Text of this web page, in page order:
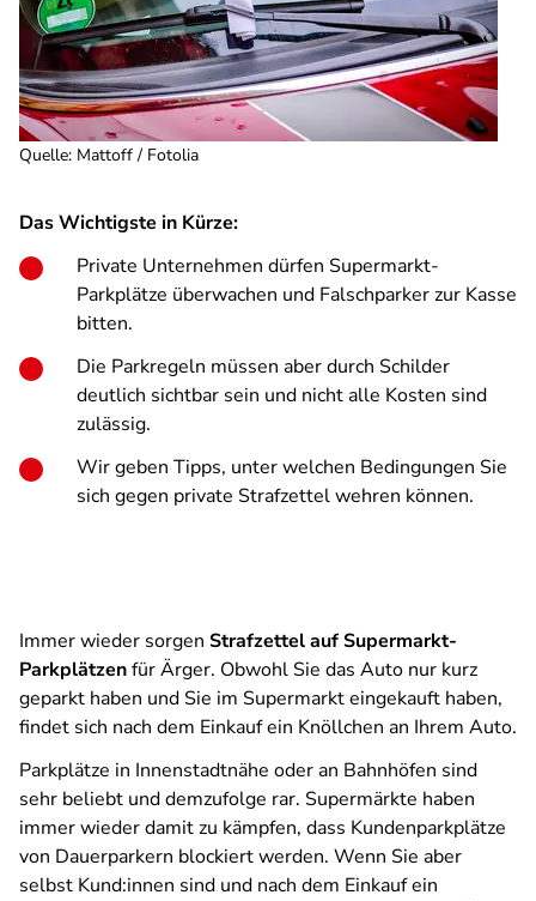
Quelle: Mattoff / Fotolia
Das Wichtigste in Kürze:
Private Unternehmen dürfen Supermarkt-
Parkplätze überwachen und Falschparker zur Kasse
bitten.
Die Parkregeln müssen aber durch Schilder
deutlich sichtbar sein und nicht alle Kosten sind
zulässig.
Wir geben Tipps, unter welchen Bedingungen Sie
sich gegen private Strafzettel wehren können.
Immer wieder sorgen Strafzettel auf Supermarkt-
Parkplätzenfür Ärger. Obwohl Sie das Auto nur kurz
geparkt haben und Sie im Supermarkt eingekauft haben,
findet sich nach dem Einkauf ein Knöllchen an Ihrem Auto.
Parkplätze in Innenstadtnähe oder an Bahnhöfen sind
sehr beliebt und demzufolge rar. Supermärkte haben
immer wieder damit zu kämpfen, dass Kundenparkplätze
von Dauerparkern blockiert werden. Wenn Sie aber
selbst Kund:innen sind und nach dem Einkauf ein